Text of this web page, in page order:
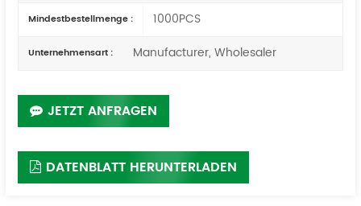
Mindestbestellmenge : 1000PCS
Unternehmensart : Manufacturer, Wholesaler
JETZT ANFRAGEN
DATENBLATT HERUNTERLADEN